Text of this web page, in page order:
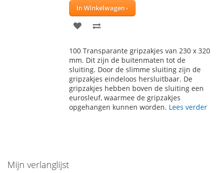
In Winkelwagen
VOEG
AAN
VERLANGLIJST
TE
VERGELIJKEN
100 Transparante gripzakjes van 230 x 320
mm. Dit zijn de buitenmaten tot de
sluiting. Door de slimme sluiting zijn de
gripzakjes eindeloos hersluitbaar. De
gripzakjes hebben boven de sluiting een
eurosleuf, waarmee de gripzakjes
opgehangen kunnen worden. Lees verder
Mijn verlanglijst